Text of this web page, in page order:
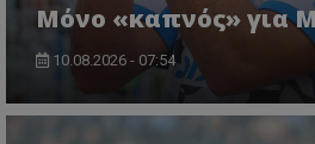
Μόνο «καπνός» για
10.08.2026 - 07:54